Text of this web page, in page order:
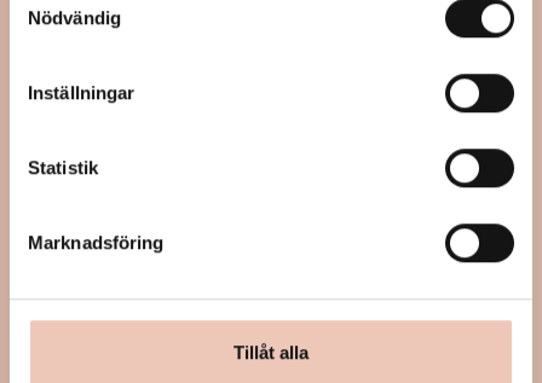
Nödvändig
Inställningar
Statistik
Marknadsföring
Tillåt alla